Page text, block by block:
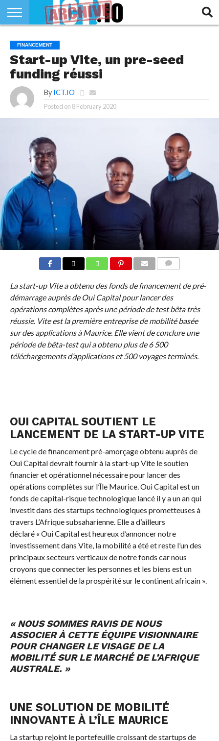
SECTEUR
TECH
LIFE
RUBRIQUES
FINANCEMENT
Start-up Vite, un pre-seed
funding réussi
By ICT.IO
Posted on 8 February 2020
La start-up Vite a obtenu des fonds de financement de pré-
démarrage auprès de Oui Capital pour lancer des
opérations complètes après une période de test bêta très
réussie. Vite est la première entreprise de mobilité basée
sur des applications à Maurice. Elle vient de conclure une
période de bêta-test qui a obtenu plus de 6 500
téléchargements d’applications et 500 voyages terminés.
OUI CAPITAL SOUTIENT LE
LANCEMENT DE LA START-UP VITE
Le cycle de financement pré-amorçage obtenu auprès de
Oui Capital devrait fournir à la start-up Vite le soutien
financier et opérationnel nécessaire pour lancer des
opérations complètes sur l’Île Maurice. Oui Capital est un
fonds de capital-risque technologique lancé il y a un an qui
investit dans des startups technologiques prometteuses à
travers L’Afrique subsaharienne. Elle a d’ailleurs
déclaré « Oui Capital est heureux d’annoncer notre
investissement dans Vite, la mobilité a été et reste l’un des
principaux secteurs verticaux de notre fonds car nous
croyons que connecter les personnes et les biens est un
élément essentiel de la prospérité sur le continent africain ».
« NOUS SOMMES RAVIS DE NOUS
ASSOCIER À CETTE ÉQUIPE VISIONNAIRE
POUR CHANGER LE VISAGE DE LA
MOBILITÉ SUR LE MARCHÉ DE L’AFRIQUE
AUSTRALE. »
UNE SOLUTION DE MOBILITÉ
INNOVANTE À L’ÎLE MAURICE
La startup rejoint le portefeuille croissant de startups de